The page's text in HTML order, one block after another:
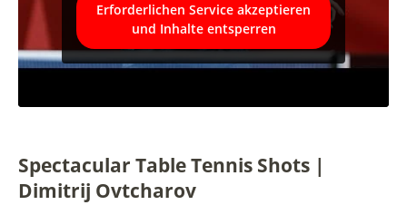
Erforderlichen Service akzeptieren
und Inhalte entsperren
Spectacular Table Tennis Shots |
Dimitrij Ovtcharov